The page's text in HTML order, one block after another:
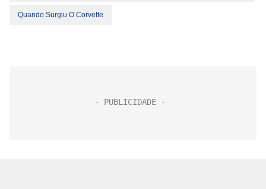
Quando Surgiu O Corvette